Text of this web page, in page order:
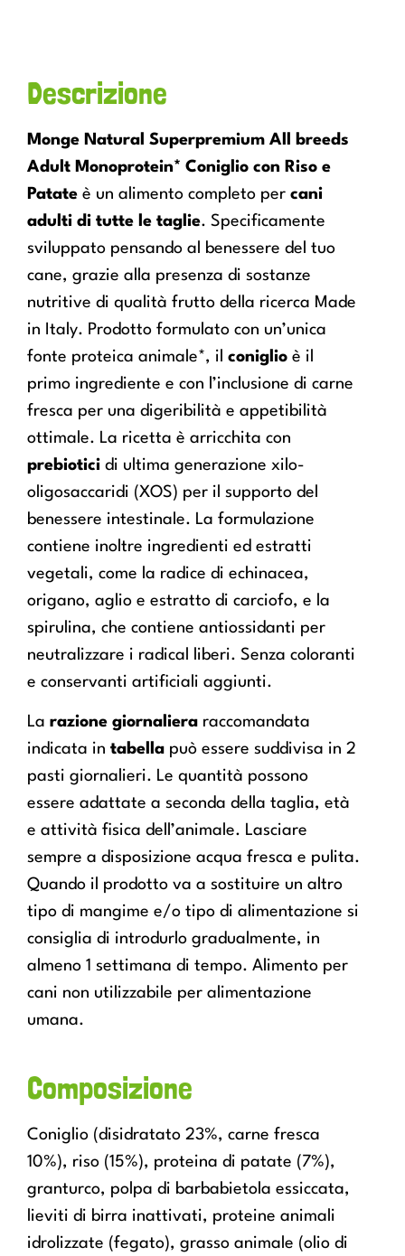
Descrizione
Monge Natural Superpremium All breeds
Adult Monoprotein* Coniglio con Riso e
Patate è un alimento completo per cani
adulti di tutte le taglie. Specificamente
sviluppato pensando al benessere del tuo
cane, grazie alla presenza di sostanze
nutritive di qualità frutto della ricerca Made
in Italy. Prodotto formulato con un’unica
fonte proteica animale*, il coniglio è il
primo ingrediente e con l’inclusione di carne
fresca per una digeribilità e appetibilità
ottimale. La ricetta è arricchita con
prebiotici di ultima generazione xilo-
oligosaccaridi (XOS) per il supporto del
benessere intestinale. La formulazione
contiene inoltre ingredienti ed estratti
vegetali, come la radice di echinacea,
origano, aglio e estratto di carciofo, e la
spirulina, che contiene antiossidanti per
neutralizzare i radical liberi. Senza coloranti
e conservanti artificiali aggiunti.
La razione giornaliera raccomandata
indicata in tabella può essere suddivisa in 2
pasti giornalieri. Le quantità possono
essere adattate a seconda della taglia, età
e attività fisica dell’animale. Lasciare
sempre a disposizione acqua fresca e pulita.
Quando il prodotto va a sostituire un altro
tipo di mangime e/o tipo di alimentazione si
consiglia di introdurlo gradualmente, in
almeno 1 settimana di tempo. Alimento per
cani non utilizzabile per alimentazione
umana.
Composizione
Coniglio (disidratato 23%, carne fresca
10%), riso (15%), proteina di patate (7%),
granturco, polpa di barbabietola essiccata,
lieviti di birra inattivati, proteine animali
idrolizzate (fegato), grasso animale (olio di